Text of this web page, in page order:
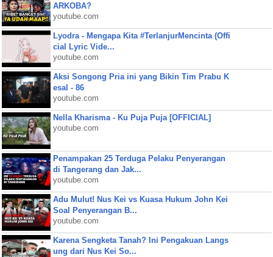
ARKOBA?
youtube.com
Lyodra - Mengapa Kita #TerlanjurMencinta (Offi
cial Lyric Vide...
youtube.com
Aksi Songong Pria ini yang Bikin Tim Prabu K
esal - 86
youtube.com
Nella Kharisma - Ku Puja Puja [OFFICIAL]
youtube.com
Penampakan 25 Terduga Pelaku Penyerangan
di Tangerang dan Jak...
youtube.com
Adu Mulut! Nus Kei vs Kuasa Hukum John Kei
Soal Penyerangan B...
youtube.com
Karena Sengketa Tanah? Ini Pengakuan Langs
ung dari Nus Kei So...